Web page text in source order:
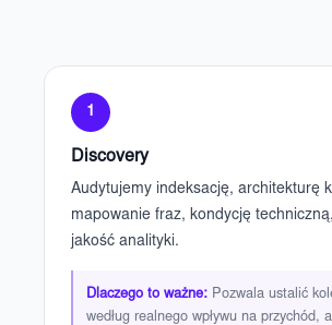
1
Discovery
Audytujemy indeksację, architekturę
mapowanie fraz, kondycję
jakość analityki.
Dlaczego to ważne: Pozwala ustalić
według realnego wpływu na przychód,